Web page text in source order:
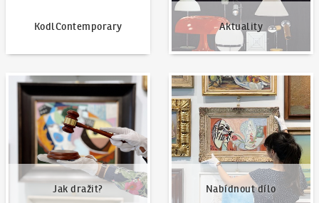
KodlContemporary Aktuality
Jak dražit?
Jak dražit?
Nabídnout dílo
Nabídnout dílo